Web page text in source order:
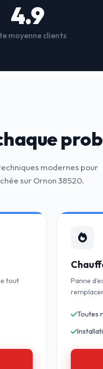
4.9
moyenne clients
modernes pour
sur Ornon 38520.
tout
Panne
Toutes